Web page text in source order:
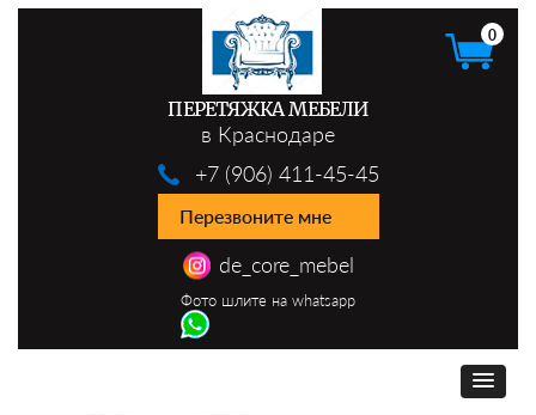
ПЕРЕТЯЖКА МЕБЕЛИ
в Краснодаре
de_core_mebel
Фото шлите на whatsapp
+7 (906) 411-45-45
Перезвоните мне
0